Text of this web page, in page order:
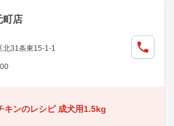
町店
北31条東15-1-1
キンのレシピ 成犬用1.5kg